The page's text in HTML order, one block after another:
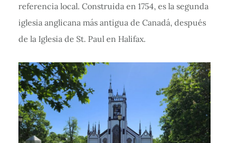
referencia local. Construida en 1754, es la segunda
iglesia anglicana más antigua de Canadá, después
de la Iglesia de St. Paul en Halifax.